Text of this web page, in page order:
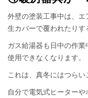
外壁の塗装工事中は、
生カバーで覆われたりす
ガス給湯器も日中の作
使用できなくなります。
これは、真冬にはつらい
自分で電気式ヒーター